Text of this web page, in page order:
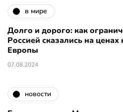
в мире
Долго и дорого: как
Россией сказались на
Европы
07.08.2024
новости